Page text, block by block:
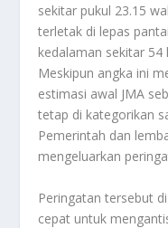
sekitar pukul 23.15
terletak di lepas
kedalaman sekitar
Meskipun angka ini
estimasi awal JMA
tetap di kategorikan
Pemerintah dan
mengeluarkan
Peringatan tersebut
cepat untuk